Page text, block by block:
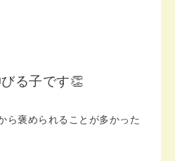
る子です👏
ら褒められることが多かった